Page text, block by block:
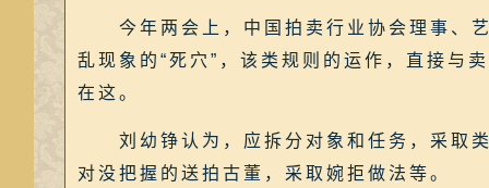
今年两会上，中国拍卖行业协会理事、艺
乱现象的“死穴”，该类规则的运作，直接与
在这。
刘幼铮认为，应拆分对象和任务，采取类
对没把握的送拍古董，采取婉拒做法等。